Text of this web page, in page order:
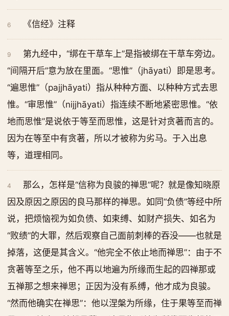
6 《信经》注释
9
第九经中，“绑在干草车上”是指被绑在干草车旁边。
“间隔开后”意为放在里面。“思惟”（jhāyati）即是思考。
“遍思惟”（pajjhāyati）指从种种方面、以种种方式去思
惟。“审思惟”（nijjhāyati）指连续不断地紧密思惟。“依
地而思惟”是说依于等至而思惟，这是针对贪著而言的。
因为在等至中有贪著，所以才被称为劣马。于入出息
等，道理相同。
4
那么，怎样是“信称为良骏的禅思”呢？就是像知晓原
因及原因之原因的良马那样的禅思。如同“负债”等经中所
说，把烦恼视为如负债、如束缚、如财产损失、如名为
“败绩”的大罪，然后观察自己面前刺棒的吞没——也就是
掉落，这便是其含义。“他完全不依止地而禅思”：由于不
贪著等至之乐，他不再以地遍为所缘而生起的四禅那或
五禅那之想来禅思；正因为没有系缚，他才成为良骏。
“然而他确实在禅思”：他以涅槃为所缘，住于果等至而禅